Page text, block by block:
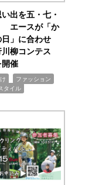
出を五・七・
エースが「か
日」に合わせ
川柳コンテス
開催
ファッション
タイル